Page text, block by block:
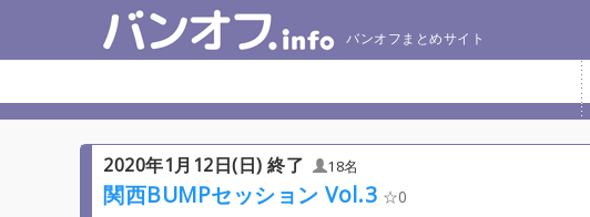
バンオフまとめサイト
2020年1月12日(日) 終了 18名
関西BUMPセッション Vol.3 0